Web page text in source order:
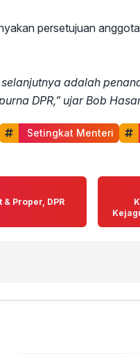
persetujuan
adalah
DPR,” ujar Bob
Setingkat Menteri
& Proper, DPR